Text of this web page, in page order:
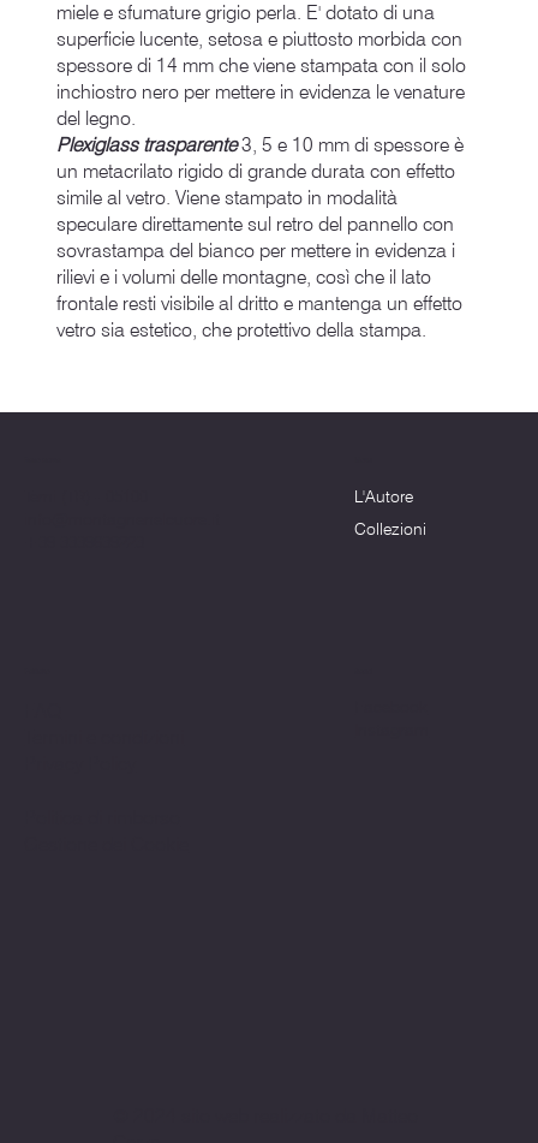
miele e sfumature grigio perla. E' dotato di una
superficie lucente, setosa e piuttosto morbida con
spessore di 14 mm che viene stampata con il solo
inchiostro nero per mettere in evidenza le venature
del legno.
Plexiglass trasparente3, 5 e 10 mm di spessore è
un metacrilato rigido di grande durata con effetto
simile al vetro. Viene stampato in modalità
speculare direttamente sul retro del pannello con
sovrastampa del bianco per mettere in evidenza i
rilievi e i volumi delle montagne, così che il lato
frontale resti visibile al dritto e mantenga un effetto
vetro sia estetico, che protettivo della stampa.
L'Autore
Collezioni